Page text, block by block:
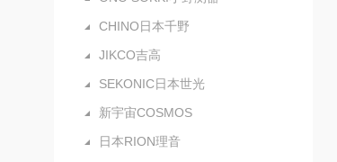
CHINO日本千野
JIKCO吉高
SEKONIC日本世光
新宇宙COSMOS
日本RION理音